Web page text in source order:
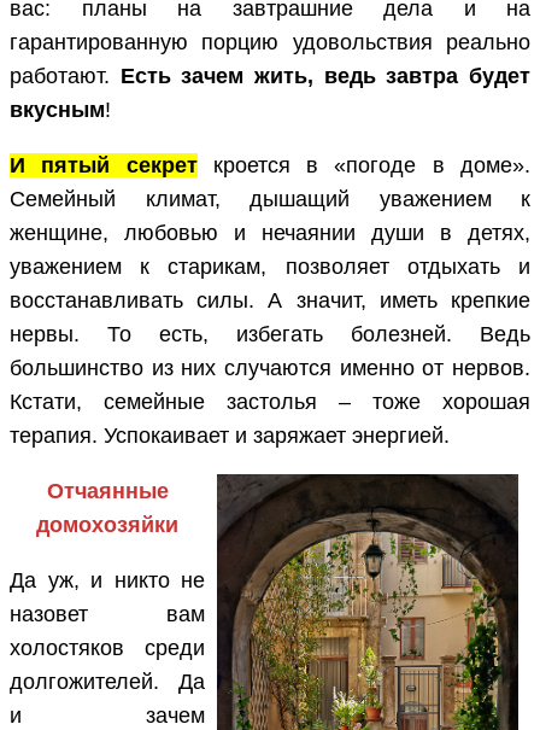
вас: планы на завтрашние дела и на
гарантированную порцию удовольствия реально
работают. Есть зачем жить, ведь завтра будет
вкусным!
И пятый секреткроется в «погоде в доме».
Семейный климат, дышащий уважением к
женщине, любовью и нечаянии души в детях,
уважением к старикам, позволяет отдыхать и
восстанавливать силы. А значит, иметь крепкие
нервы. То есть, избегать болезней. Ведь
большинство из них случаются именно от нервов.
Кстати, семейные застолья – тоже хорошая
терапия. Успокаивает и заряжает энергией.
Отчаянные
домохозяйки
Да уж, и никто не
назовет вам
холостяков среди
долгожителей.
Да
и зачем